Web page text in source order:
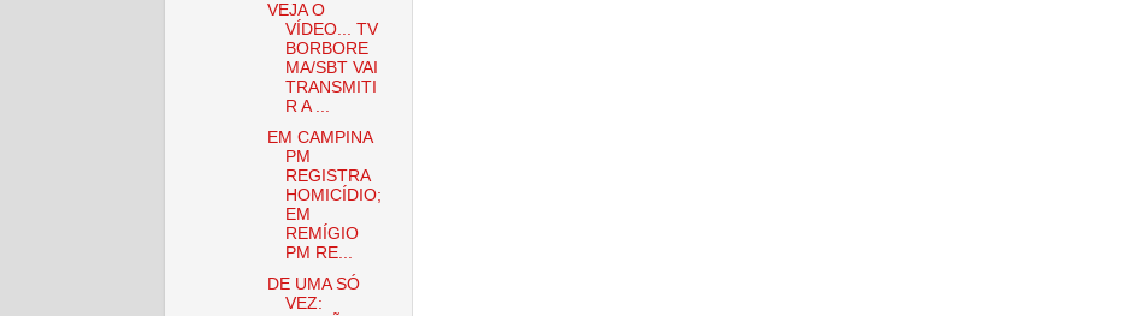
VEJA O
VÍDEO... TV
BORBORE
MA/SBT VAI
TRANSMITI
R A ...
EM CAMPINA
PM
REGISTRA
HOMICÍDIO;
EM
REMÍGIO
PM RE...
DE UMA SÓ
VEZ: